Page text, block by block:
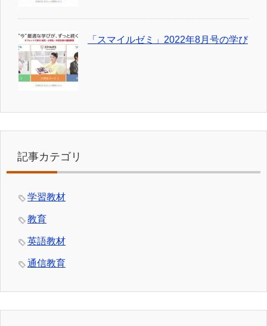
「スマイルゼミ」2022年8月号の学び
記事カテゴリ
学習教材
教育
英語教材
通信教育